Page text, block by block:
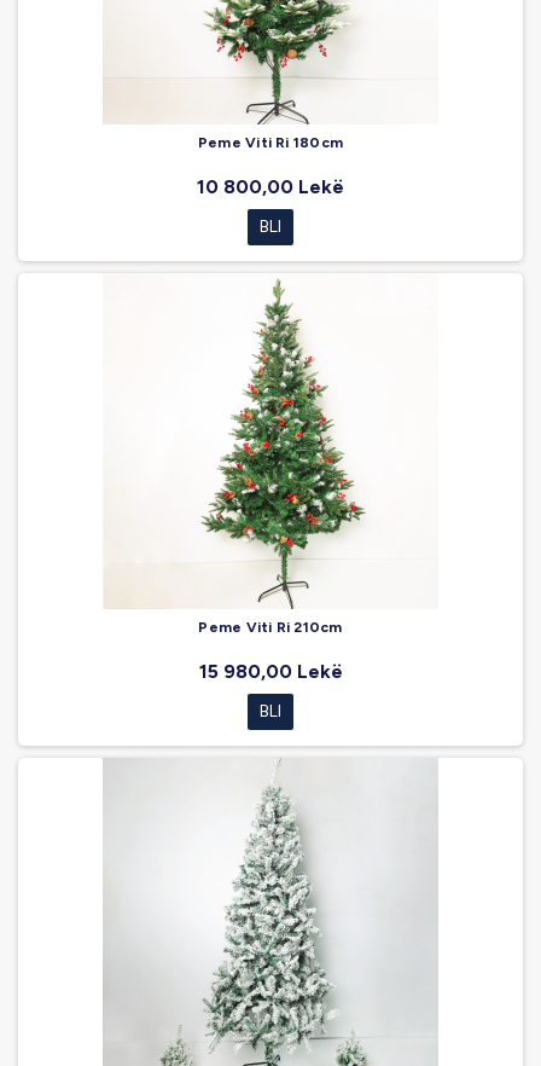
Peme Viti Ri 180cm
10 800,00 Lekë
BLI
Peme Viti Ri 210cm
15 980,00 Lekë
BLI